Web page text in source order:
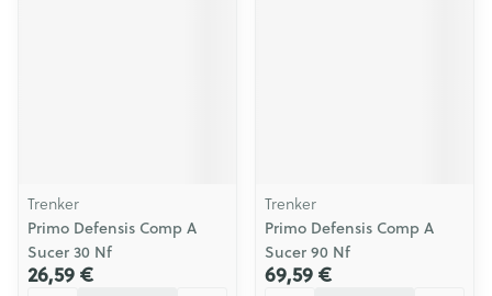
Trenker
Primo Defensis Comp A
Sucer 30 Nf
26,59 €
Trenker
Primo Defensis Comp A
Sucer 90 Nf
69,59 €